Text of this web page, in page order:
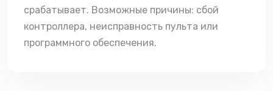
срабатывает. Возможные причины: сбой
контроллера, неисправность пульта или
программного обеспечения.